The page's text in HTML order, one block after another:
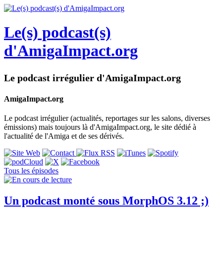
Le(s) podcast(s)
d'AmigaImpact.org
Le podcast irrégulier d'AmigaImpact.org
AmigaImpact.org
Le podcast irrégulier (actualités, reportages sur les salons, diverses
émissions) mais toujours là d'AmigaImpact.org, le site dédié à
l'actualité de l'Amiga et de ses dérivés.
Tous les épisodes
Un podcast monté sous MorphOS 3.12 ;)